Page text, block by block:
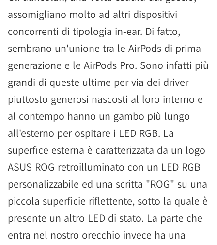
assomigliano molto ad altri dispositivi
concorrenti di tipologia in-ear. Di fatto,
sembrano un'unione tra le AirPods di prima
generazione e le AirPods Pro. Sono infatti più
grandi di queste ultime per via dei driver
piuttosto generosi nascosti al loro interno e
al contempo hanno un gambo più lungo
all'esterno per ospitare i LED RGB. La
superfice esterna è caratterizzata da un logo
ASUS ROG retroilluminato con un LED RGB
personalizzabile ed una scritta "ROG" su una
piccola superficie riflettente, sotto la quale è
presente un altro LED di stato. La parte che
entra nel nostro orecchio invece ha una